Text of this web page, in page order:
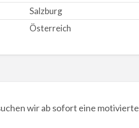
Salzburg
Österreich
wir ab sofort eine motivierte